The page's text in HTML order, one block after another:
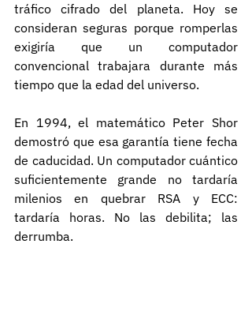
tráfico cifrado del planeta. Hoy se
consideran seguras porque romperlas
exigiría que un computador
convencional trabajara durante más
tiempo que la edad del universo.
En 1994, el matemático Peter Shor
demostró que esa garantía tiene fecha
de caducidad. Un computador cuántico
suficientemente grande no tardaría
milenios en quebrar RSA y ECC:
tardaría horas. No las debilita; las
derrumba.